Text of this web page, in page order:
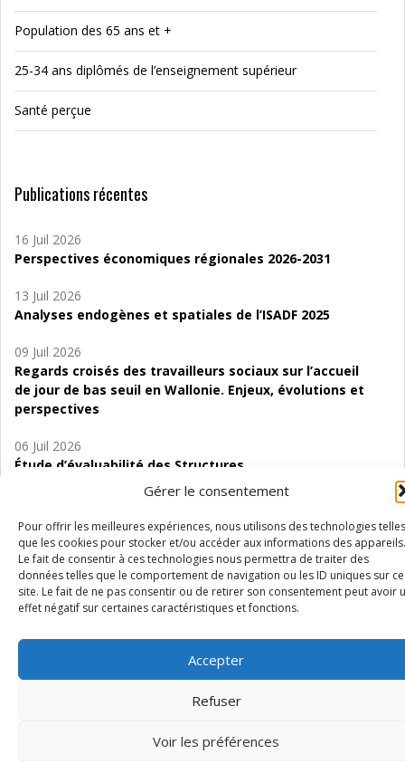
Gérer le consentement
Pour offrir les meilleures expériences, nous utilisons des technologies telles
que les cookies pour stocker et/ou accéder aux informations des appareils.
Le fait de consentir à ces technologies nous permettra de traiter des
données telles que le comportement de navigation ou les ID uniques sur ce
site. Le fait de ne pas consentir ou de retirer son consentement peut avoir
effet négatif sur certaines caractéristiques et fonctions.
Accepter
Refuser
Voir les préférences
Population des 65 ans et +
25-34 ans diplômés de l’enseignement supérieur
Santé perçue
Publications récentes
16 Juil 2026
Perspectives économiques régionales 2026-2031
13 Juil 2026
Analyses endogènes et spatiales de l’ISADF 2025
09 Juil 2026
Regards croisés des travailleurs sociaux sur l’accueil
de jour de bas seuil en Wallonie. Enjeux, évolutions et
perspectives
06 Juil 2026
Étude d’évaluabilité des Structures
d’accompagnement à l’autocréation d’emploi (SAACE)
01 Juil 2026
Pénurie du personnel infirmier :quels indicateurs
d’offre de soins pour comprendre la situation en
Wallonie ?
Mentions légales Médiateur